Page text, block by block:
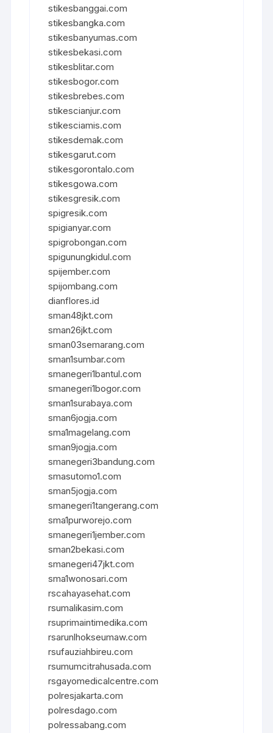
stikesbanggai.com
stikesbangka.com
stikesbanyumas.com
stikesbekasi.com
stikesblitar.com
stikesbogor.com
stikesbrebes.com
stikescianjur.com
stikesciamis.com
stikesdemak.com
stikesgarut.com
stikesgorontalo.com
stikesgowa.com
stikesgresik.com
spigresik.com
spigianyar.com
spigrobongan.com
spigunungkidul.com
spijember.com
spijombang.com
dianflores.id
sman48jkt.com
sman26jkt.com
sman03semarang.com
sman1sumbar.com
smanegeri1bantul.com
smanegeri1bogor.com
sman1surabaya.com
sman6jogja.com
sma1magelang.com
sman9jogja.com
smanegeri3bandung.com
smasutomo1.com
sman5jogja.com
smanegeri1tangerang.com
sma1purworejo.com
smanegeri1jember.com
sman2bekasi.com
smanegeri47jkt.com
sma1wonosari.com
rscahayasehat.com
rsumalikasim.com
rsuprimaintimedika.com
rsarunlhokseumaw.com
rsufauziahbireu.com
rsumumcitrahusada.com
rsgayomedicalcentre.com
polresjakarta.com
polresdago.com
polressabang.com